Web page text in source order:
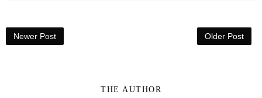
Newer Post Older Post
THE AUTHOR